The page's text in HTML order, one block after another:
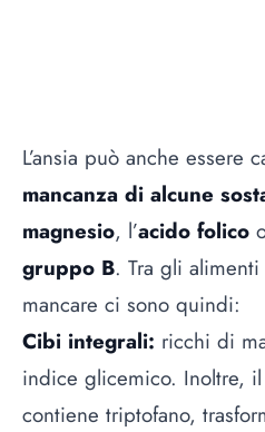
L’ansia può anche essere
mancanza di alcune
magnesio, l’acido folico
gruppo B. Tra gli
mancare ci sono quindi:
Cibi integrali: ricchi di
indice glicemico. Inoltre,
contiene triptofano,